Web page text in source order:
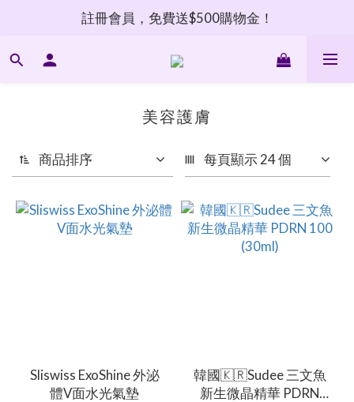
註冊會員，免費送$500購物金！
美容護膚
商品排序 每頁顯示 24 個
Sliswiss ExoShine 外泌
體V面水光氣墊
韓國🇰🇷Sudee 三文魚
新生微晶精華 PDRN